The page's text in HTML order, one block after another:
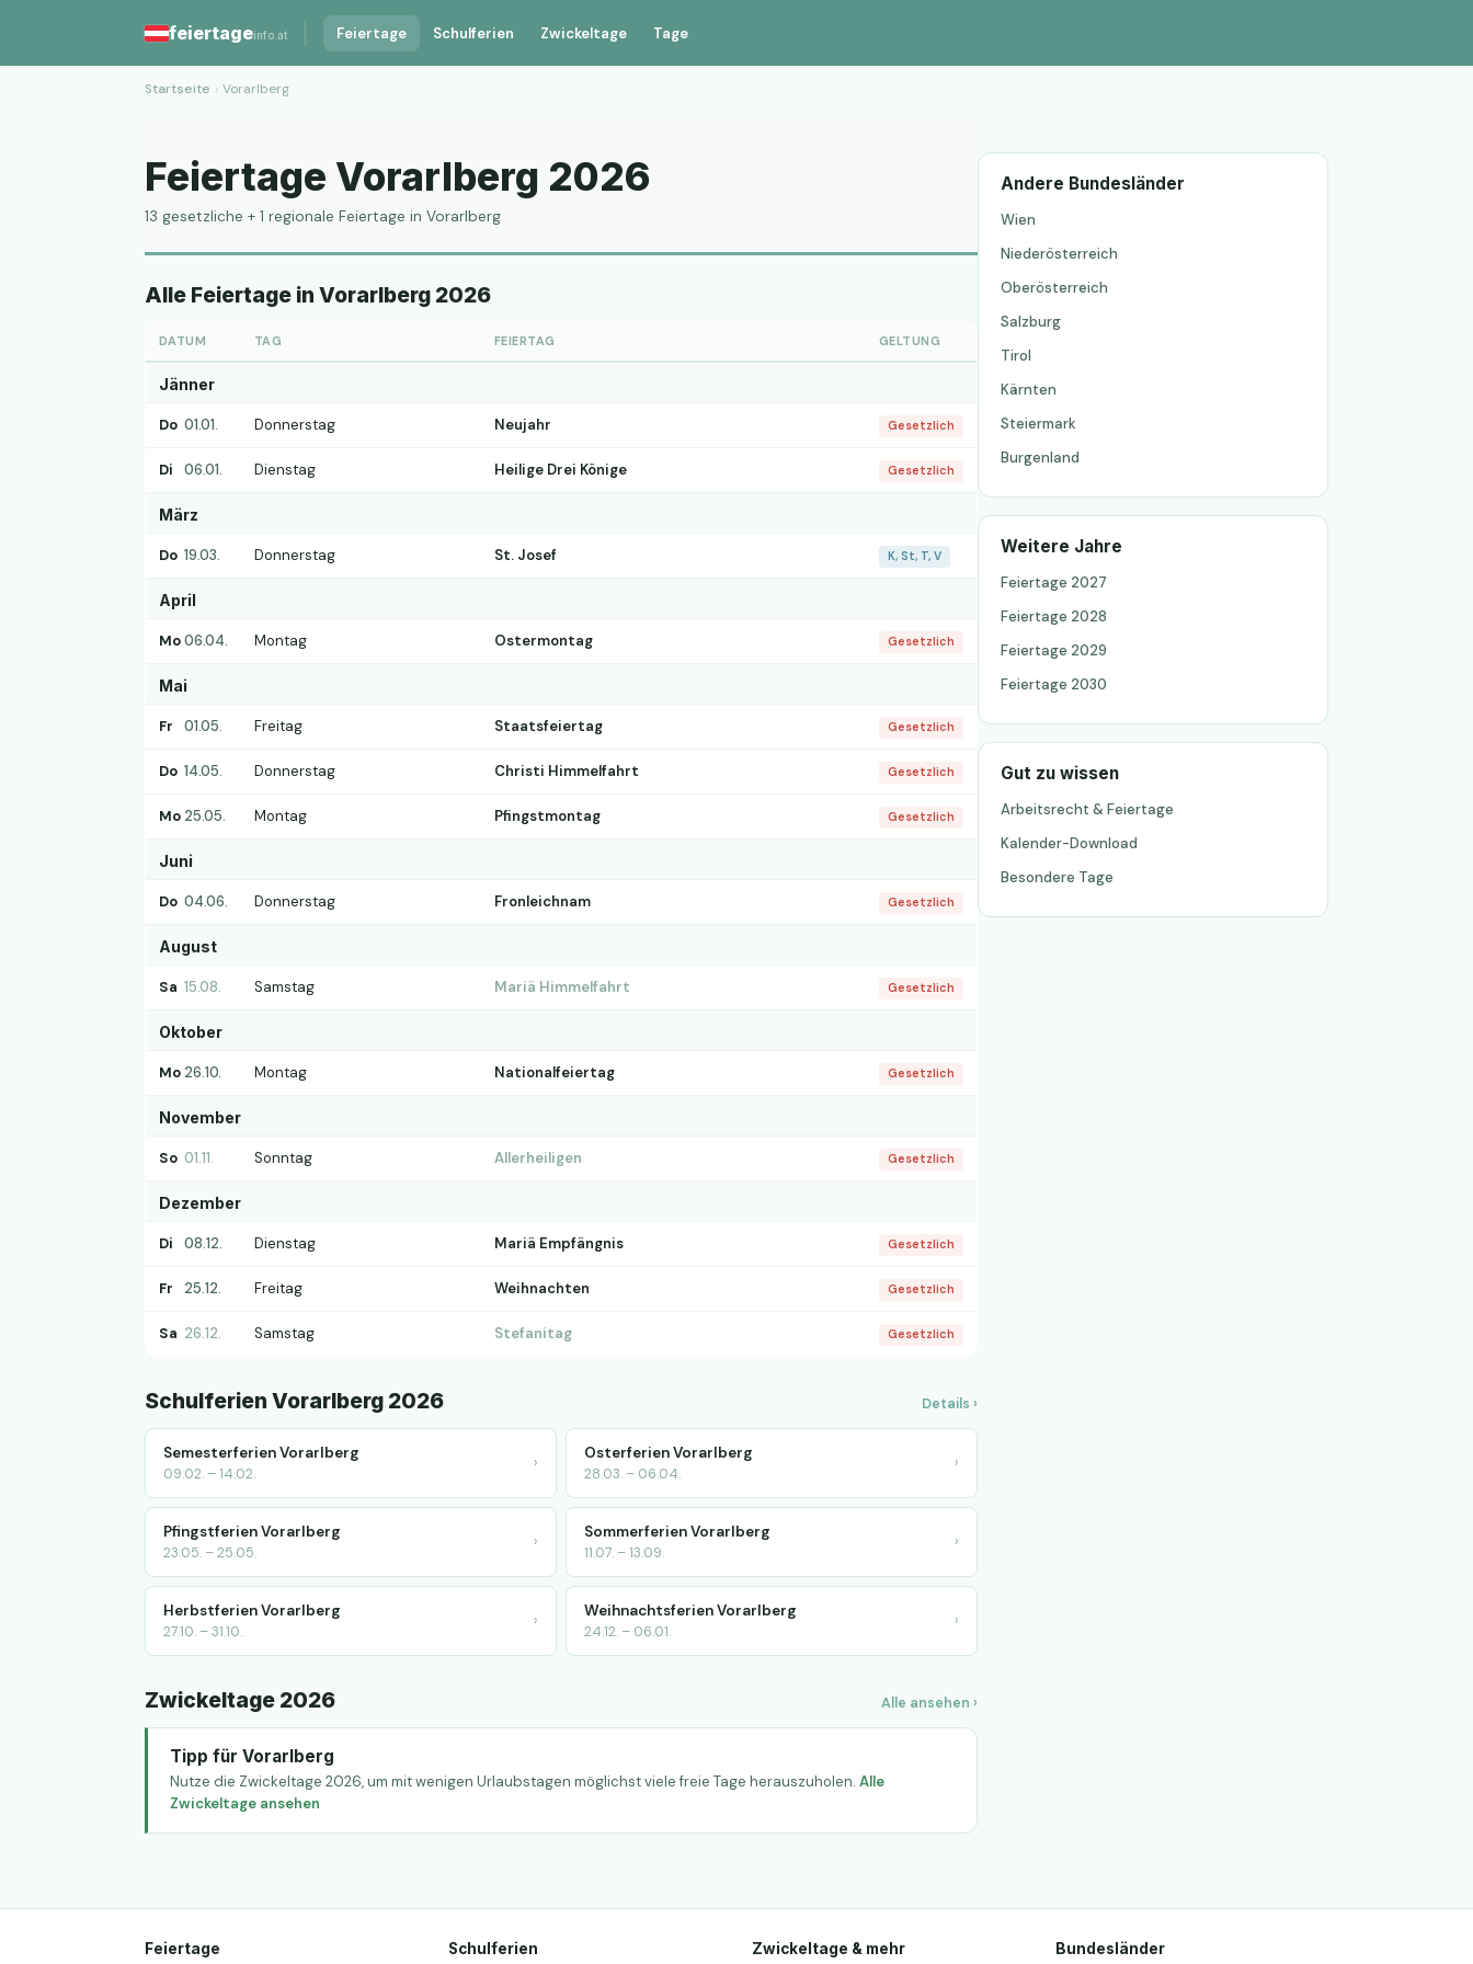
feiertageinfo.at Feiertage Schulferien Zwickeltage Tage
Startseite › Vorarlberg
Feiertage Vorarlberg 2026
13 gesetzliche + 1 regionale Feiertage in Vorarlberg
Alle Feiertage in Vorarlberg 2026
DATUM TAG FEIERTAG GELTUNG
Jänner
Do 01.01. Donnerstag Neujahr Gesetzlich
Di 06.01. Dienstag Heilige Drei Könige Gesetzlich
März
Do 19.03. Donnerstag St. Josef K, St, T, V
April
Mo06.04. Montag Ostermontag Gesetzlich
Mai
Fr 01.05. Freitag Staatsfeiertag Gesetzlich
Do 14.05. Donnerstag Christi Himmelfahrt Gesetzlich
Mo 25.05. Montag Pfingstmontag Gesetzlich
Juni
Do 04.06. Donnerstag Fronleichnam Gesetzlich
August
Sa 15.08. Samstag Mariä Himmelfahrt Gesetzlich
Oktober
Mo 26.10. Montag Nationalfeiertag Gesetzlich
November
So 01.11. Sonntag Allerheiligen Gesetzlich
Dezember
Di 08.12. Dienstag Mariä Empfängnis Gesetzlich
Fr 25.12. Freitag Weihnachten Gesetzlich
Sa 26.12. Samstag Stefanitag Gesetzlich
Schulferien Vorarlberg 2026 Details ›
Semesterferien Vorarlberg
09.02. – 14.02.
›
Osterferien Vorarlberg
28.03. – 06.04.
›
Pfingstferien Vorarlberg
23.05. – 25.05.
›
Sommerferien Vorarlberg
11.07. – 13.09.
›
Herbstferien Vorarlberg
27.10. – 31.10.
›
Weihnachtsferien Vorarlberg
24.12. – 06.01.
›
Zwickeltage 2026 Alle ansehen ›
Tipp für Vorarlberg
Nutze die Zwickeltage 2026, um mit wenigen Urlaubstagen möglichst viele freie Tage herauszuholen. Alle
Zwickeltage ansehen
Andere Bundesländer
Wien
Niederösterreich
Oberösterreich
Salzburg
Tirol
Kärnten
Steiermark
Burgenland
Weitere Jahre
Feiertage 2027
Feiertage 2028
Feiertage 2029
Feiertage 2030
Gut zu wissen
Arbeitsrecht & Feiertage
Kalender-Download
Besondere Tage
Feiertage Schulferien Zwickeltage & mehr Bundesländer